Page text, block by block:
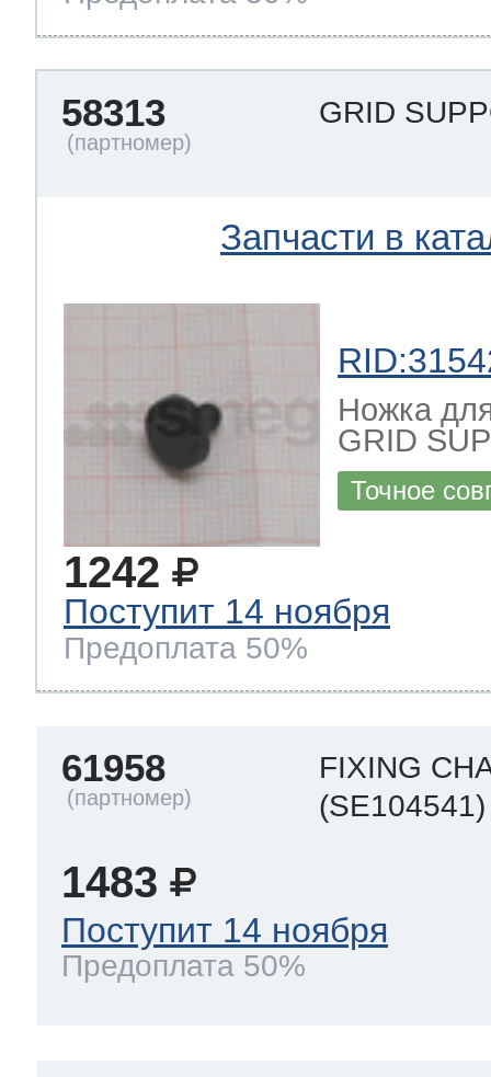
58313 GRID
Запчасти в
Ножка
GRID
Точное
1242
Поступит 14 ноября
Предоплата 50%
61958
FIXING
(SE104541)
1483
Поступит 14 ноября
Предоплата 50%